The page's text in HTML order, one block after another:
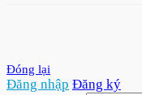
Đóng lại
Đăng nhập Đăng ký